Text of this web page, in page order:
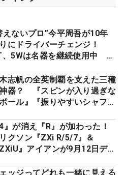
えないプロ”今平周吾が10年
にドライバーチェンジ！
、5Wは名器を継続使用中 #
志帆の全英制覇を支えた三種
器？ 『スピンが入り過ぎな
ール』『振りやすいシャフ
』 #女子プロセッティング
4』が消え『R』が加わった！
クソン『ZXi R/5/7』＆
ZXiU』アイアンが9月12日デ
ッジってどれも一緒に見える